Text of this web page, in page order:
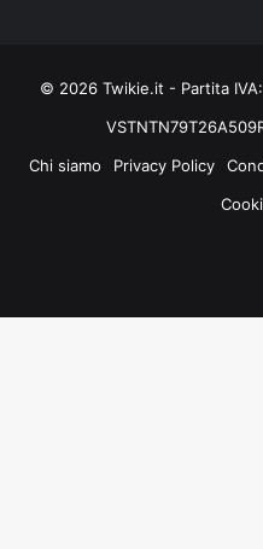
© 2026 Twikie.it - Partita
Chi siamo
Privacy Policy